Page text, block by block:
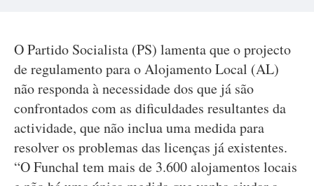
O Partido Socialista (PS) lamenta que o projecto
de regulamento para o Alojamento Local (AL)
não responda à necessidade dos que já são
confrontados com as dificuldades resultantes da
actividade, que não inclua uma medida para
resolver os problemas das licenças já existentes.
“O Funchal tem mais de 3.600 alojamentos locais